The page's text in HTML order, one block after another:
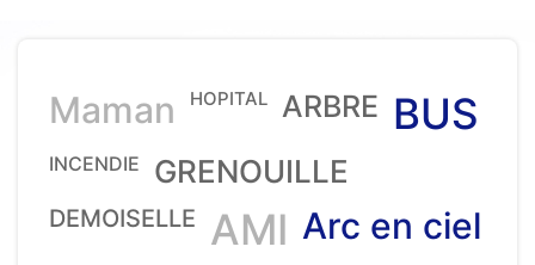
Maman HOPITAL ARBRE BUS
INCENDIE GRENOUILLE
DEMOISELLE AMI Arc en ciel